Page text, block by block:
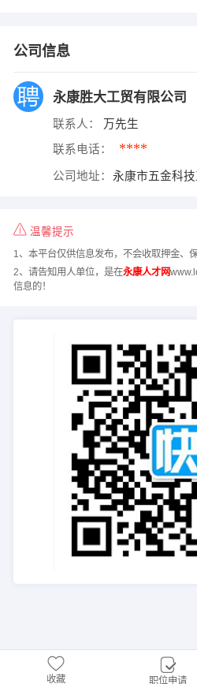
公司信息
永康胜大工贸有限公司
联系人： 万先生
联系电话： ****
公司地址： 永康市五金科
温馨提示
1、本平台仅供信息发布，不会收取押金、
2、请告知用人单位，是在永康人才网
信息的！
收藏 职位申请